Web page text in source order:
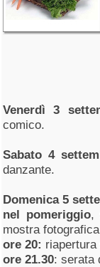
Venerdì 3
comico.
Sabato 4
danzante.
Domenica 5
nel pomeriggio,
mostra
ore 20:
ore 21.30: serata